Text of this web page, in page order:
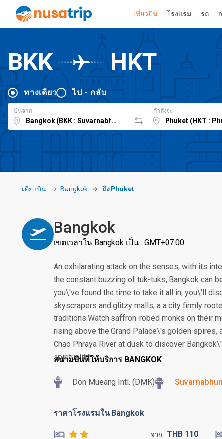
เที่ยวบิน โรงแรม รถ
BKK HKT
ทางเดียว ไป - กลับ
บินจาก กำลังจะ
เที่ยวบิน Bangkok ถึง Phuket
Bangkok
เขตเวลาใน Bangkok เป็น : GMT+07:00
An exhilarating attack on the senses, with its
the constant buzzing of tuk-tuks, Bangkok can
you\'ve found the time to take it all in, you\'ll
skyscrapers and glitzy malls, a a city firmly
traditions.Watch saffron-robed monks on their
rising above the Grand Palace\'s golden spires,
Chao Phraya River at dusk to discover
spirituality.
สนามบินที่ให้บริการ BANGKOK
Don Mueang Intl. (DMK)
ราคาโรงแรมใน Bangkok
จาก THB 110